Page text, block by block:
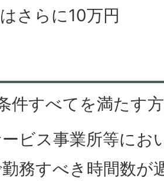
さらに10万円
件すべてを満たす
ビス事業所等にお
務すべき時間数が